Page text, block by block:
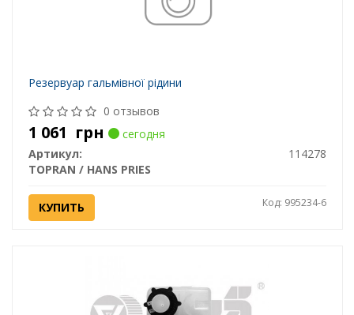
Резервуар гальмівної рідини
0 отзывов
1 061 грн
сегодня
Артикул:
114278
TOPRAN / HANS PRIES
КУПИТЬ Код: 995234-6